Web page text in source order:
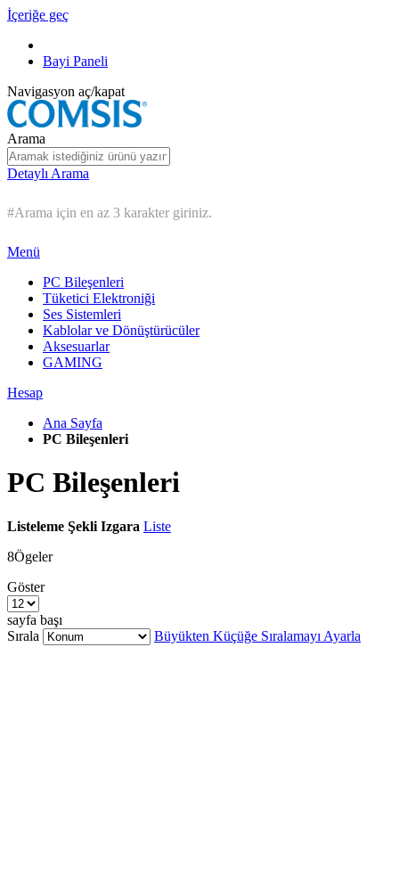
İçeriğe geç
Bayi Paneli
Navigasyon aç/kapat
Arama
Detaylı Arama
#Arama için en az 3 karakter giriniz.
Menü
PC Bileşenleri
Tüketici Elektroniği
Ses Sistemleri
Kablolar ve Dönüştürücüler
Aksesuarlar
GAMING
Hesap
Ana Sayfa
PC Bileşenleri
PC Bileşenleri
Listeleme Şekli Izgara Liste
8Ögeler
Göster
sayfa başı
Sırala
Büyükten Küçüğe Sıralamayı Ayarla